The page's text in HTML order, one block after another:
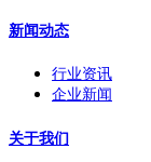
新闻动态
行业资讯
企业新闻
关于我们